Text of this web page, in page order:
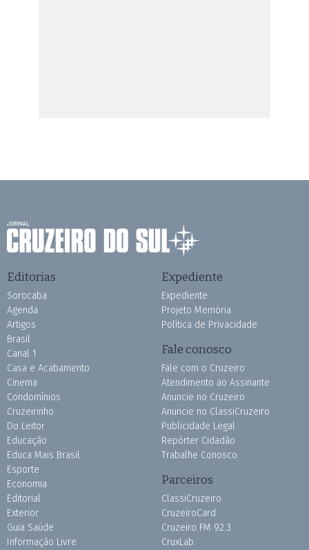
Editorias
Sorocaba
Agenda
Artigos
Brasil
Canal 1
Casa e Acabamento
Cinema
Condomínios
Cruzeirinho
Do Leitor
Educação
Educa Mais Brasil
Esporte
Economia
Editorial
Exterior
Guia Saúde
Informação Livre
Expediente
Expediente
Projeto Memória
Política de Privacidade
Fale conosco
Fale com o Cruzeiro
Atendimento ao Assinante
Anuncie no Cruzeiro
Anuncie no ClassiCruzeiro
Publicidade Legal
Repórter Cidadão
Trabalhe Conosco
Parceiros
ClassiCruzeiro
CruzeiroCard
Cruzeiro FM 92.3
CruxLab